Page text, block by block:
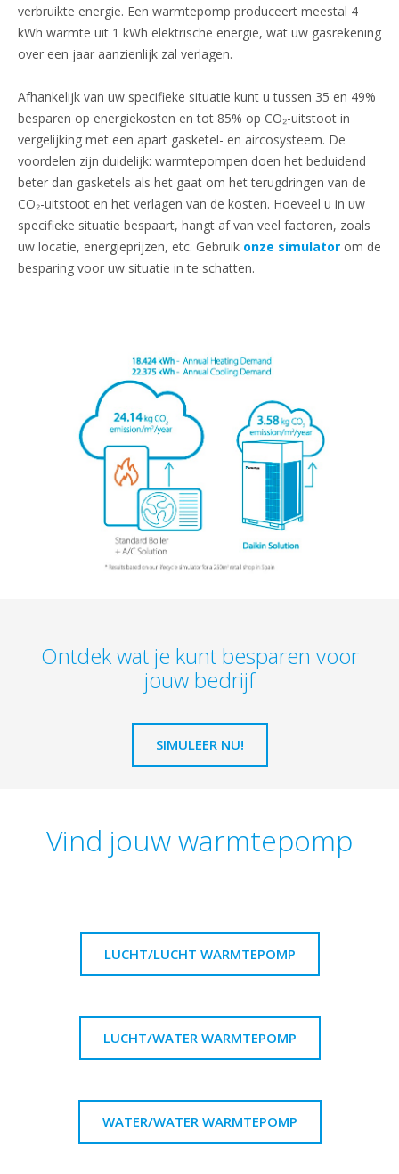
verbruikte energie. Een warmtepomp produceert meestal 4
kWh warmte uit 1 kWh elektrische energie, wat uw gasrekening
over een jaar aanzienlijk zal verlagen.
Afhankelijk van uw specifieke situatie kunt u tussen 35 en 49%
besparen op energiekosten en tot 85% op CO₂-uitstoot in
vergelijking met een apart gasketel- en aircosysteem. De
voordelen zijn duidelijk: warmtepompen doen het beduidend
beter dan gasketels als het gaat om het terugdringen van de
CO₂-uitstoot en het verlagen van de kosten. Hoeveel u in uw
specifieke situatie bespaart, hangt af van veel factoren, zoals
uw locatie, energieprijzen, etc. Gebruik onze simulator om de
besparing voor uw situatie in te schatten.
Ontdek wat je kunt besparen voor
jouw bedrijf
SIMULEER NU!
Vind jouw warmtepomp
LUCHT/LUCHT WARMTEPOMP
LUCHT/WATER WARMTEPOMP
WATER/WATER WARMTEPOMP